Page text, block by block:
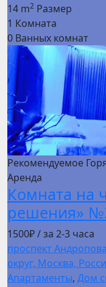
14 m2 Размер
1 Комната
0 Ванных комнат
Рекомендуемое
Аренда
Комната на
решения»
1500₽/ за 2-3 часа
проспект
округ, Москва,
Апартаменты, Дом